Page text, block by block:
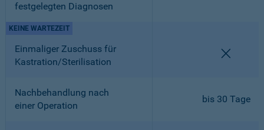
festgelegten Diagnosen
Einmaliger Zuschuss für
Kastration/Sterilisation
KEINE WARTEZEIT
Nachbehandlung nach
einer Operation
bis 30 Tage